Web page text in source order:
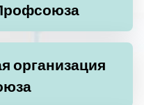
организация